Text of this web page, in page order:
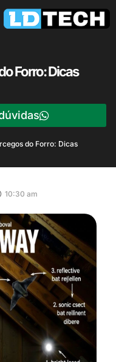
Forro: Dicas
do Forro: Dicas
10:30 am